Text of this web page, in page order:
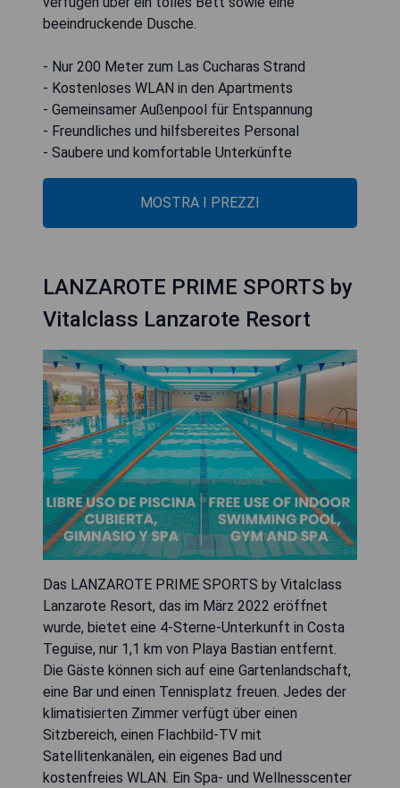
beeindruckende Dusche.
- Nur 200 Meter zum Las Cucharas Strand
- Kostenloses WLAN in den Apartments
- Gemeinsamer Außenpool für Entspannung
- Freundliches und hilfsbereites Personal
- Saubere und komfortable Unterkünfte
MOSTRA I PREZZI
LANZAROTE PRIME SPORTS by
Vitalclass Lanzarote Resort
Das LANZAROTE PRIME SPORTS by Vitalclass
Lanzarote Resort, das im März 2022 eröffnet
wurde, bietet eine 4-Sterne-Unterkunft in Costa
Teguise, nur 1,1 km von Playa Bastian entfernt.
Die Gäste können sich auf eine Gartenlandschaft,
eine Bar und einen Tennisplatz freuen. Jedes der
klimatisierten Zimmer verfügt über einen
Sitzbereich, einen Flachbild-TV mit
Satellitenkanälen, ein eigenes Bad und
kostenfreies WLAN. Ein Spa- und Wellnesscenter